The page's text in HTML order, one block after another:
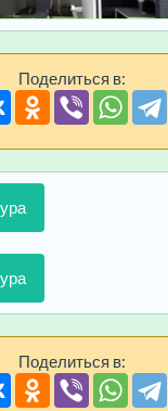
Поделиться в:
Поделиться в: